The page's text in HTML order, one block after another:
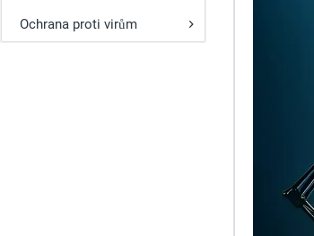
Ochrana proti virům